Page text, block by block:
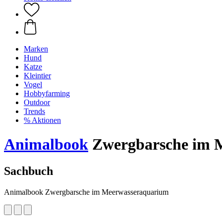
Marken
Hund
Katze
Kleintier
Vogel
Hobbyfarming
Outdoor
Trends
% Aktionen
Animalbook Zwergbarsche im
Sachbuch
Animalbook Zwergbarsche im Meerwasseraquarium